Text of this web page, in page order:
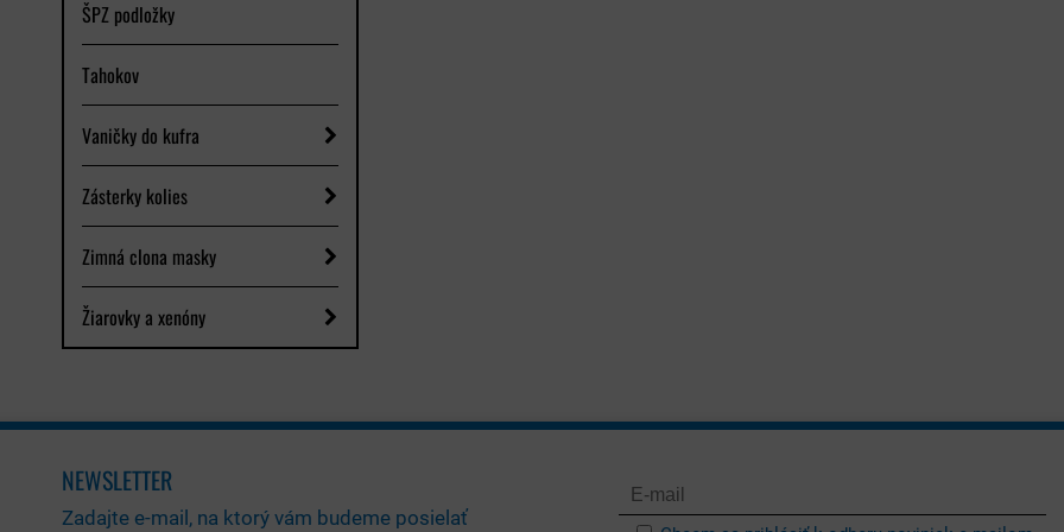
ŠPZ podložky
Tahokov
Vaničky do kufra
Zásterky kolies
Zimná clona masky
Žiarovky a xenóny
NEWSLETTER
Zadajte e-mail, na ktorý vám budeme posielať